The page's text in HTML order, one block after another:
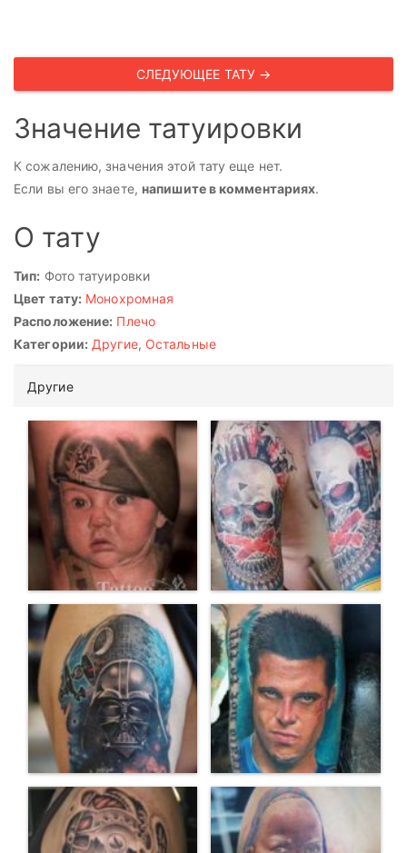
СЛЕДУЮЩЕЕ ТАТУ →
Значение татуировки
К сожалению, значения этой тату еще нет.
Если вы его знаете, напишите в комментариях.
О тату
Тип: Фото татуировки
Цвет тату: Монохромная
Расположение: Плечо
Категории: Другие, Остальные
Другие